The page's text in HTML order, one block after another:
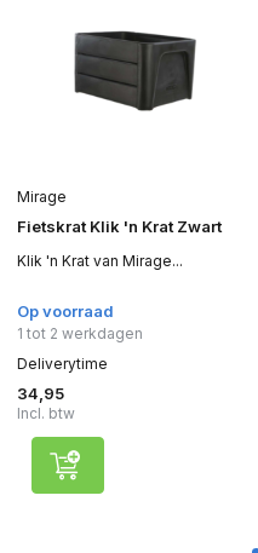
Mirage
Fietskrat Klik 'n Krat Zwart
Klik 'n Krat van Mirage...
Op voorraad
1 tot 2 werkdagen
Deliverytime
34,95
Incl. btw